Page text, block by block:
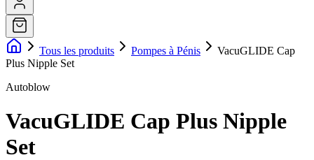
Tous les produits Pompes à Pénis
VacuGLIDE Cap
Plus Nipple Set
Autoblow
VacuGLIDE Cap Plus Nipple
Set